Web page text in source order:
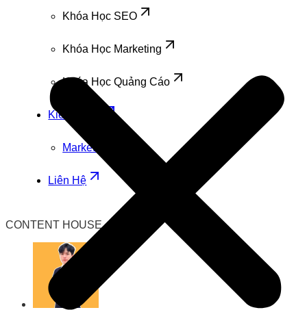
Khóa Học SEO
Khóa Học Marketing
Khóa Học Quảng Cáo
Kiến Thức
Marketing
Liên Hệ
CONTENT HOUSE